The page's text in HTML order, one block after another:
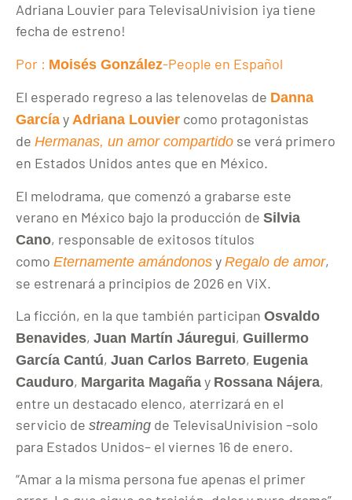
Adriana Louvier para TelevisaUnivision ¡ya tiene
fecha de estreno!
Por : Moisés González-People en Español
El esperado regreso a las telenovelas de Danna
García y Adriana Louvier como protagonistas
de Hermanas, un amor compartido se verá primero
en Estados Unidos antes que en México.
El melodrama, que comenzó a grabarse este
verano en México bajo la producción de Silvia
Cano, responsable de exitosos títulos
como Eternamente amándonos y Regalo de amor,
se estrenará a principios de 2026 en ViX.
La ficción, en la que también participan Osvaldo
Benavides, Juan Martín Jáuregui, Guillermo
García Cantú, Juan Carlos Barreto, Eugenia
Cauduro, Margarita Magaña y Rossana Nájera,
entre un destacado elenco, aterrizará en el
servicio de streaming de TelevisaUnivision –solo
para Estados Unidos– el viernes 16 de enero.
“Amar a la misma persona fue apenas el primer